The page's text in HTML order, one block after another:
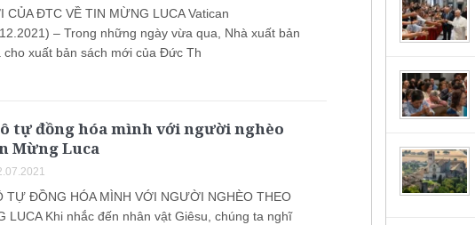
CỦA ĐTC VỀ TIN MỪNG LUCA Vatican
– Trong những ngày vừa qua, Nhà xuất bản
cho xuất bản sách mới của Đức Th
tự đồng hóa mình với người nghèo
Mừng Luca
TỰ ĐỒNG HÓA MÌNH VỚI NGƯỜI NGHÈO THEO
LUCA Khi nhắc đến nhân vật Giêsu, chúng ta nghĩ